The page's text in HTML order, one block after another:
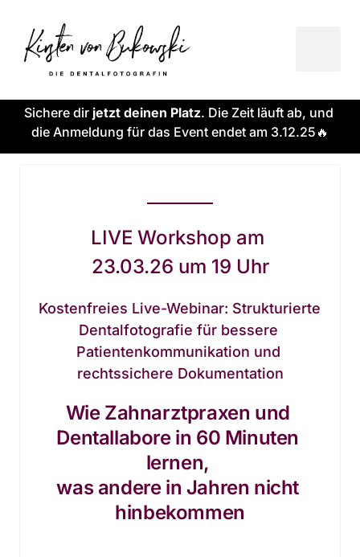
Sichere dir jetzt deinen Platz. Die Zeit läuft ab, und
die Anmeldung für das Event endet am 3.12.25🔥
LIVE Workshop am
23.03.26 um 19 Uhr
Kostenfreies Live-Webinar: Strukturierte
Dentalfotografie für bessere
Patientenkommunikation und
rechtssichere Dokumentation
Wie Zahnarztpraxen und
Dentallabore in 60 Minuten
lernen,
was andere in Jahren nicht
hinbekommen